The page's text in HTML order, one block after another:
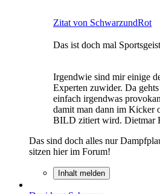
Zitat von SchwarzundRot
Das ist doch mal Sportsgeist
Irgendwie sind mir einige
Experten zuwider. Da
einfach irgendwas
damit man dann im Kicker
BILD zitiert wird. Dietmar
Das sind doch alles nur
sitzen hier im Forum!
Inhalt melden